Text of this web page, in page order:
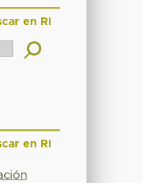
en RI
en RI